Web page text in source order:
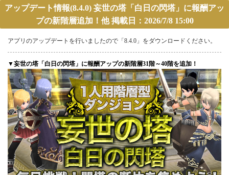
アップデート情報(8.4.0) 妄世の塔「白日の閃塔」に報酬アッ
プの新階層追加！他 掲載日：2026/7/8 15:00
アプリのアップデートを行いましたので「8.4.0」をダウンロードください。
▼妄世の塔「白日の閃塔」に報酬アップの新階層31階～40階を追加！